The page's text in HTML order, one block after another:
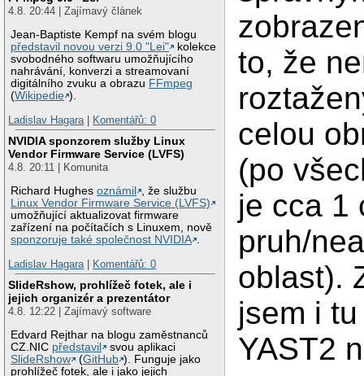
4.8. 20:44 | Zajímavý článek
Jean-Baptiste Kempf na svém blogu
představil novou verzi 9.0 "Lei"
kolekce
svobodného softwaru umožňujícího
nahrávání, konverzi a streamovaní
digitálního zvuku a obrazu FFmpeg
(Wikipedie ).
Ladislav Hagara
Komentářů: 0
NVIDIA sponzorem služby Linux
Vendor Firmware Service (LVFS)
4.8. 20:11 | Komunita
Richard Hughesoznámil
, že službu
Linux Vendor Firmware Service (LVFS)
umožňující aktualizovat firmware
zařízení na počítačích s Linuxem, nově
sponzoruje také společnost NVIDIA .
Ladislav Hagara | Komentářů: 0
SlideRshow, prohlížeč fotek, ale i
jejich organizér a prezentátor
4.8. 12:22 | Zajímavý software
Edvard Rejthar na blogu zaměstnanců
CZ.NIC představil
svou aplikaci
SlideRshow
(GitHub ). Funguje jako
prohlížeč fotek, ale i jako jejich
to, že
celou
(po
je cca 1
pruh/
oblast).
jsem i
YAST2